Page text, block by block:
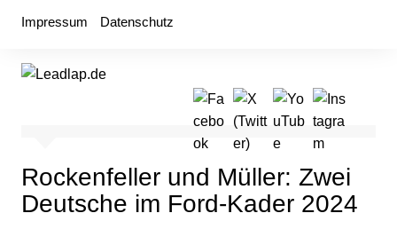
Impressum Datenschutz
Rockenfeller und Müller: Zwei
Deutsche im Ford-Kader 2024